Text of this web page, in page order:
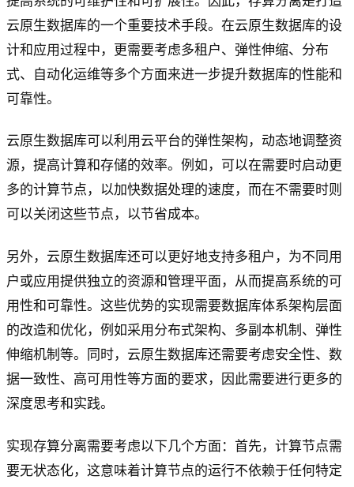
云原生数据库的一个重要技术手段。在云原生数据库的设
计和应用过程中，更需要考虑多租户、弹性伸缩、分布
式、自动化运维等多个方面来进一步提升数据库的性能和
可靠性。
云原生数据库可以利用云平台的弹性架构，动态地调整资
源，提高计算和存储的效率。例如，可以在需要时启动更
多的计算节点，以加快数据处理的速度，而在不需要时则
可以关闭这些节点，以节省成本。
另外，云原生数据库还可以更好地支持多租户，为不同用
户或应用提供独立的资源和管理平面，从而提高系统的可
用性和可靠性。这些优势的实现需要数据库体系架构层面
的改造和优化，例如采用分布式架构、多副本机制、弹性
伸缩机制等。同时，云原生数据库还需要考虑安全性、数
据一致性、高可用性等方面的要求，因此需要进行更多的
深度思考和实践。
实现存算分离需要考虑以下几个方面：首先，计算节点需
要无状态化，这意味着计算节点的运行不依赖于任何特定